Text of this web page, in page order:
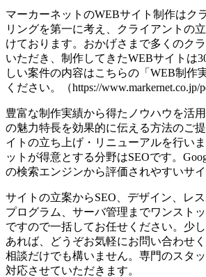
マーカーネットのWEBサイト制作はク
リングを第一に考え、クライアントの
けております。おかげさまで多くのク
いただき、制作してきたWEBサイトは
しい案件の内容はこちらの「WEB制作
ください。（https://www.markernet.co.jp/
豊富な制作実績から得たノウハウを活
の魅力特長を効果的に伝える方法のご
イトの立ち上げ・リニューアルを行い
ットが得意とする分野はSEOです。
の検索エンジンから評価されやすいサイ
サイトの立案からSEO、デザイン、レス
プログラム、サーバ管理までワンスト
ですので一括してお任せください。少
あれば、どうぞお気軽にお問い合わせ
相談だけでも構いません。専門のスタ
対応させていただきます。